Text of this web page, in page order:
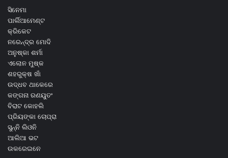
ସିନେମା
ପାର୍ଲିଆମେଣ୍ଟ
କ୍ରିକେଟ
ନରେନ୍ଦ୍ର ମୋଦି
ଅନୁଷ୍କା ଶର୍ମା
ଏଲୋନ ମୁଷ୍କ
ଶହରୁକ୍ଷ ଖାଁ
ଉଦ୍ଧବ ଥାକେରେ
କଙ୍ଗନା ରଣୟୁତଂ
ବିରାଟ କୋହଲି
ପ୍ରିୟଙ୍କା ଚୋପ୍ରା
ସୁନ୍ନି ଲିଓନି
ଆଲିଆ ଭଟ
ଉକରେଇନେ